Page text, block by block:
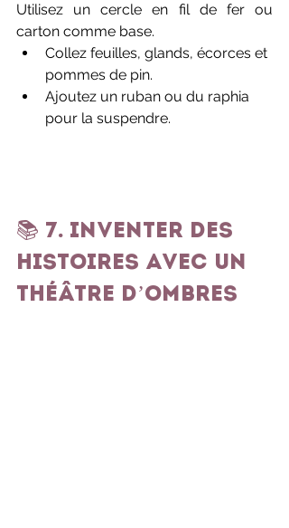
Utilisez un cercle en fil de fer ou
carton comme base.
Collez feuilles, glands, écorces et
pommes de pin.
Ajoutez un ruban ou du raphia
pour la suspendre.
📚 7. Inventer des
histoires avec un
théâtre d’ombres